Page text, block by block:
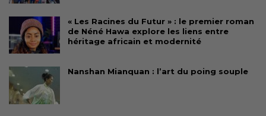
« Les Racines du Futur » : le premier roman
de Néné Hawa explore les liens entre
héritage africain et modernité
Nanshan Mianquan : l’art du poing souple